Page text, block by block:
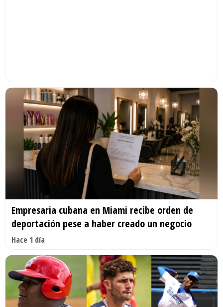
Empresaria cubana en Miami recibe orden de
deportación pese a haber creado un negocio
Hace 1 día